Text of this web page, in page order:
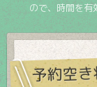
ので、時間を有
予約空